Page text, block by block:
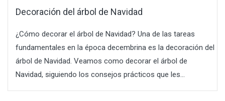
Decoración del árbol de Navidad
¿Cómo decorar el árbol de Navidad? Una de las tareas
fundamentales en la época decembrina es la decoración del
árbol de Navidad. Veamos como decorar el árbol de
Navidad, siguiendo los consejos prácticos que les...